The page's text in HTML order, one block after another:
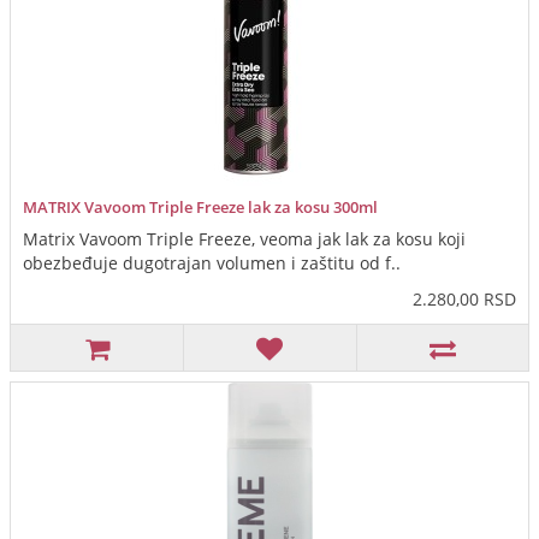
MATRIX Vavoom Triple Freeze lak za kosu 300ml
Matrix Vavoom Triple Freeze, veoma jak lak za kosu koji
obezbeđuje dugotrajan volumen i zaštitu od f..
2.280,00 RSD